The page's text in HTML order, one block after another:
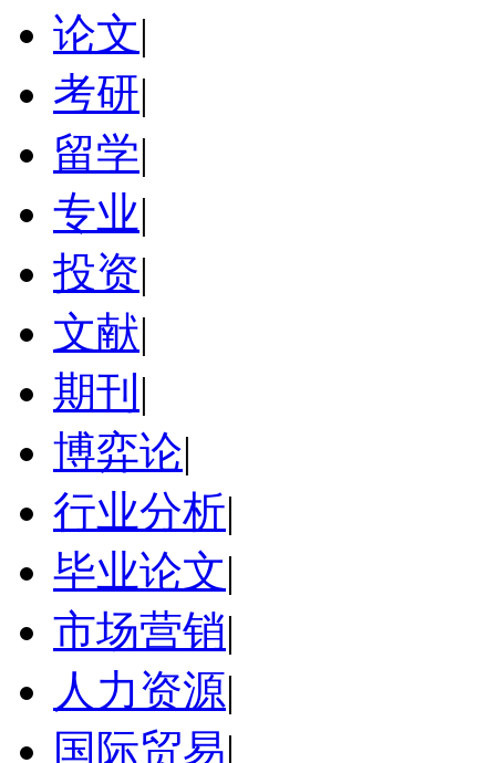
论文|
考研|
留学|
专业|
投资|
文献|
期刊 |
博弈论|
行业分析|
毕业论文|
市场营销|
人力资源|
国际贸易|